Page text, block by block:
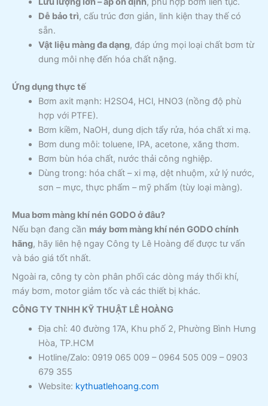
Dễ bảo trì, cấu trúc đơn giản, linh kiện thay thế có
sẵn.
Vật liệu màng đa dạng, đáp ứng mọi loại chất bơm từ
dung môi nhẹ đến hóa chất nặng.
Ứng dụng thực tế
Bơm axit mạnh: H2SO4, HCl, HNO3 (nồng độ phù
hợp với PTFE).
Bơm kiềm, NaOH, dung dịch tẩy rửa, hóa chất xi mạ.
Bơm dung môi: toluene, IPA, acetone, xăng thơm.
Bơm bùn hóa chất, nước thải công nghiệp.
Dùng trong: hóa chất – xi mạ, dệt nhuộm, xử lý nước,
sơn – mực, thực phẩm – mỹ phẩm (tùy loại màng).
Mua bơm màng khí nén GODO ở đâu?
Nếu bạn đang cần máy bơm màng khí nén GODO chính
hãng, hãy liên hệ ngay Công ty Lê Hoàng để được tư vấn
và báo giá tốt nhất.
Ngoài ra, công ty còn phân phối các dòng máy thổi khí,
máy bơm, motor giảm tốc và các thiết bị khác.
CÔNG TY TNHH KỸ THUẬT LÊ HOÀNG
Địa chỉ: 40 đường 17A, Khu phố 2, Phường Bình Hưng
Hòa, TP.HCM
Hotline/Zalo: 0919 065 009 – 0964 505 009 – 0903
679 355
Website: kythuatlehoang.com